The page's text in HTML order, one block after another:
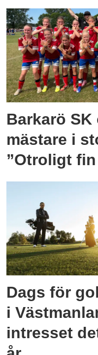
Barkarö SK
mästare i
”Otroligt
Dags för
i
intresset